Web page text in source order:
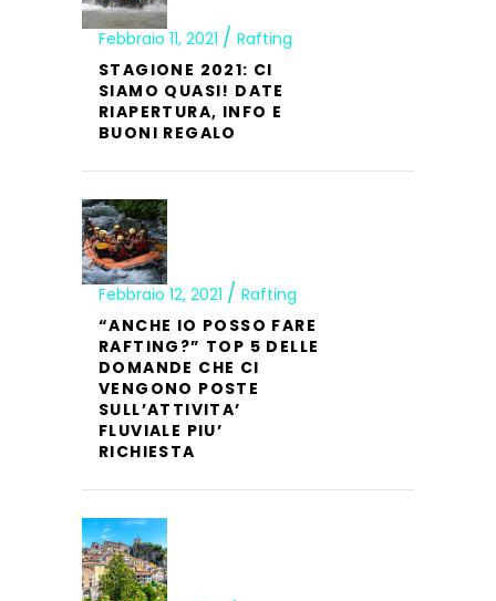
Febbraio 11, 2021
Rafting
STAGIONE 2021: CI
SIAMO QUASI! DATE
RIAPERTURA, INFO E
BUONI REGALO
Febbraio 12, 2021
Rafting
“ANCHE IO POSSO FARE
RAFTING?” TOP 5 DELLE
DOMANDE CHE CI
VENGONO POSTE
SULL’ATTIVITA’
FLUVIALE PIU’
RICHIESTA